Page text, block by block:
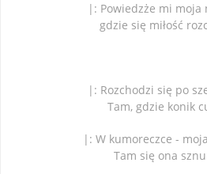
|: Powiedzże mi moja
gdzie się miłość
|: Rozchodzi się po
Tam, gdzie konik
|: W kumoreczce -
Tam się ona